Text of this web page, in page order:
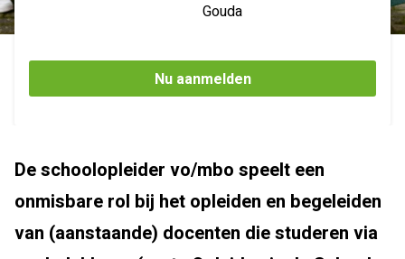
Gouda
Nu aanmelden
De schoolopleider vo/mbo speelt een
onmisbare rol bij het opleiden en begeleiden
van (aanstaande) docenten die studeren via